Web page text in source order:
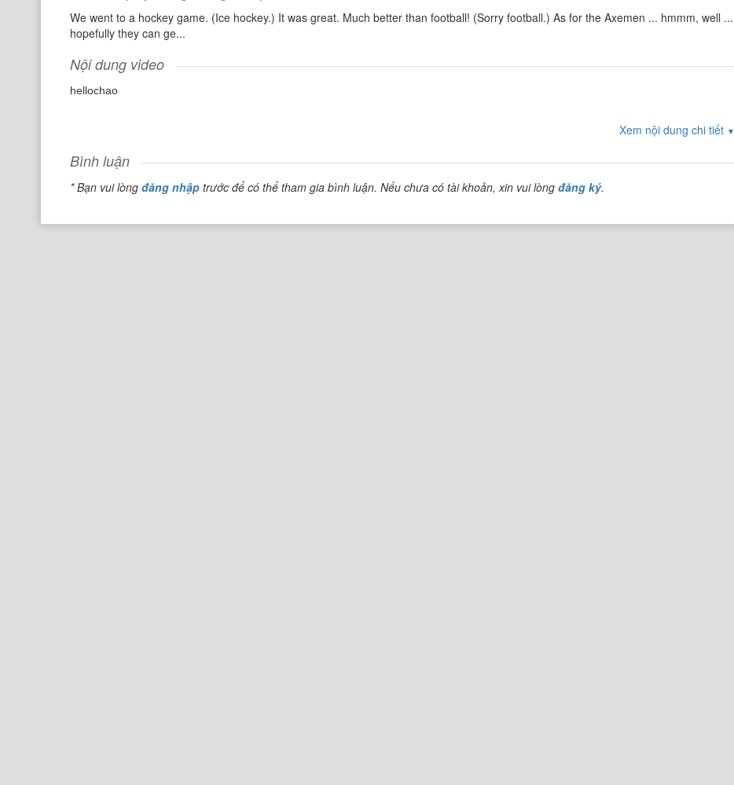
We went to a hockey game. (Ice hockey.) It was great. Much better than football! (Sorry football.) As for the Axemen ... hmmm, well ...
hopefully they can ge...
Nội dung video
hellochao
Xem nội dung chi tiết ▼
Bình luận
* Bạn vui lòngđăng nhập trước để có thể tham gia bình luận. Nếu chưa có tài khoản, xin vui lòngđăng ký.